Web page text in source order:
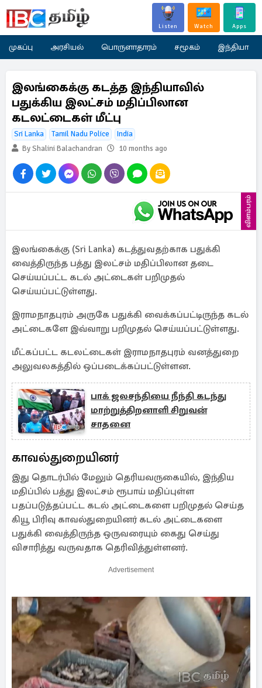
Listen Watch Apps
முகப்பு அரசியல் பொருளாதாரம் சமூகம் இந்தியா
இலங்கைக்கு கடத்த இந்தியாவில்
பதுக்கிய இலட்சம் மதிப்பிலான
கடலட்டைகள் மீட்பு
Sri Lanka Tamil Nadu Police
India
By Shalini Balachandran
10 months ago
விளம்பரம்
இலங்கைக்கு (Sri Lanka) கடத்துவதற்காக பதுக்கி
வைத்திருந்த பத்து இலட்சம் மதிப்பிலான தடை
செய்யப்பட்ட கடல் அட்டைகள் பறிமுதல்
செய்யப்பட்டுள்ளது.
இராமநாதபுரம் அருகே பதுக்கி வைக்கப்பட்டிருந்த கடல்
அட்டைகளே இவ்வாறு பறிமுதல் செய்யப்பட்டுள்ளது.
மீட்கப்பட்ட கடலட்டைகள் இராமநாதபுரம் வனத்துறை
அலுவலகத்தில் ஒப்படைக்கப்பட்டுள்ளன.
பாக் ஜலசந்தியை நீந்தி கடந்து
மாற்றுத்திறனாளி சிறுவன்
சாதனை
காவல்துறையினர்
இது தொடர்பில் மேலும் தெரியவருகையில், இந்திய
மதிப்பில் பத்து இலட்சம் ரூபாய் மதிப்புள்ள
பதப்படுத்தப்பட்ட கடல் அட்டைகளை பறிமுதல் செய்த
கியூ பிரிவு காவல்துறையினர் கடல் அட்டைகளை
பதுக்கி வைத்திருந்த ஒருவரையும் கைது செய்து
விசாரித்து வருவதாக தெரிவித்துள்ளனர்.
Advertisement